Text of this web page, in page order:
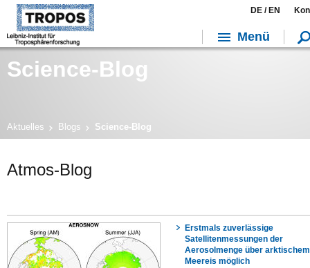
Science-Blog
Aktuelles Blogs Science-Blog
Atmos-Blog
Erstmals zuverlässige
Satellitenmessungen der
Aerosolmenge über arktischem
Meereis möglich
DE /EN
Menü